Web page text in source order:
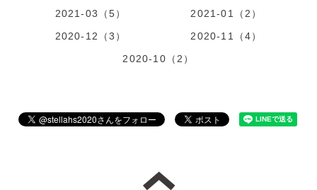
2021-03（5）
2021-01（2）
2020-12（3）
2020-11（4）
2020-10（2）